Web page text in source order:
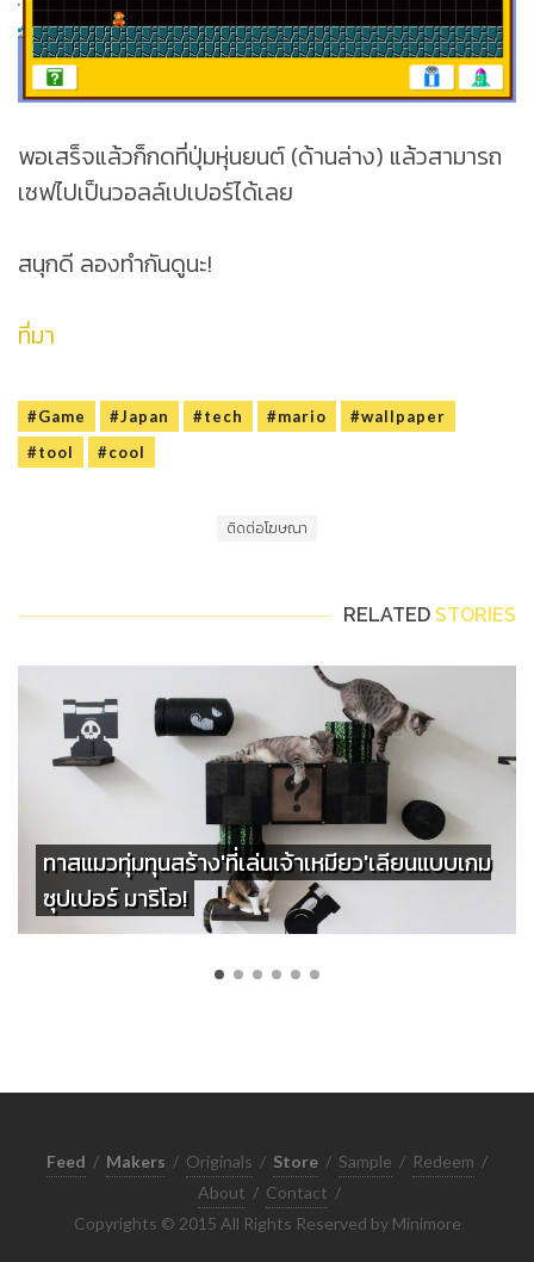
พอเสร็จแล้วก็กดที่ปุ่มหุ่นยนต์​ (ด้านล่าง) แล้วสามารถ
เซฟไปเป็นวอลล์เปเปอร์ได้เลย
สนุกดี ลองทำกันดูนะ!
ที่มา
#Game #Japan #tech #mario
#wallpaper
#tool
#cool
ติดต่อโฆษณา
RELATED STORIES
ทาสแมวทุ่มทุนสร้าง'ที่เล่นเจ้าเหมียว'เลียนแบบเกม
ซุปเปอร์ มาริโอ!
Feed / Makers / Originals / Store / Sample / Redeem /
About / Contact /
Copyrights © 2015 All Rights Reserved by Minimore